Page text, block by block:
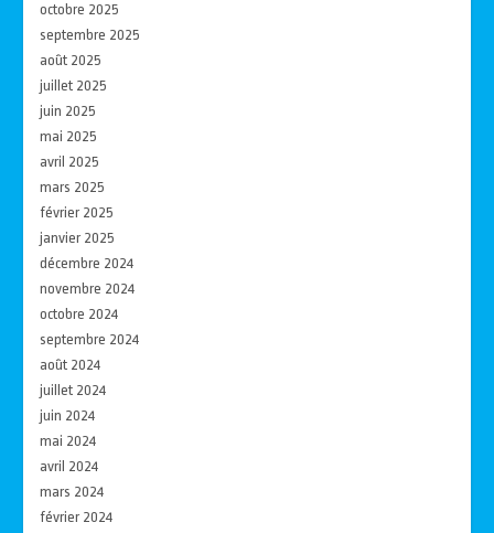
octobre 2025
septembre 2025
août 2025
juillet 2025
juin 2025
mai 2025
avril 2025
mars 2025
février 2025
janvier 2025
décembre 2024
novembre 2024
octobre 2024
septembre 2024
août 2024
juillet 2024
juin 2024
mai 2024
avril 2024
mars 2024
février 2024